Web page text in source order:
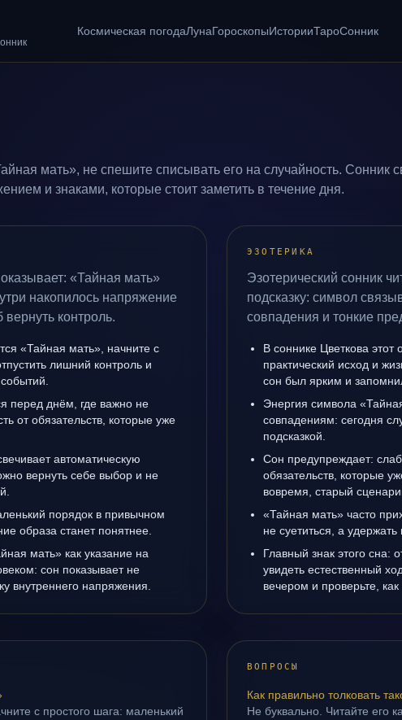
Космическая погодаЛунаГороскопыИсторииТароСонник
мать», не спешите списывать его на случайность. Сонник
и знаками, которые стоит заметить в течение дня.
«Тайная мать»
накопилось напряжение
контроль.
«Тайная мать», начните с
лишний контроль и
перед днём, где важно не
от обязательств, которые уже
автоматическую
вернуть себе выбор и не
порядок в привычном
образа станет понятнее.
мать» как указание на
сон показывает не
внутреннего напряжения.
ЭЗОТЕРИКА
Эзотерический сонник
подсказку: символ
совпадения и тонкие
В соннике Цветкова этот
практический исход и
сон был ярким и
Энергия символа
совпадениям: сегодня
подсказкой.
Сон предупреждает:
обязательств, которые
вовремя, старый
«Тайная мать» часто
не суетиться, а удержать
Главный знак этого сна:
увидеть естественный
вечером и проверьте, как
с простого шага: маленький
ВОПРОСЫ
Как правильно толковать
Не буквально. Читайте его